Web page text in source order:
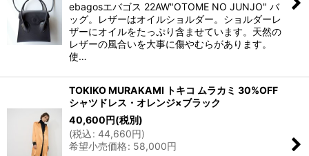
ebagosエバゴス 22AW"OTOME NO JUNJO" バ
ッグ。レザーはオイルショルダー。ショルダーレ
ザーにオイルをたっぷり含ませています。天然の
レザーの風合いを大事に傷やむらがあります。
使…
TOKIKO MURAKAMI トキコ ムラカミ 30%OFF
シャツドレス・オレンジ×ブラック
40,600円(税別)
(税込: 44,660円)
希望小売価格: 58,000円